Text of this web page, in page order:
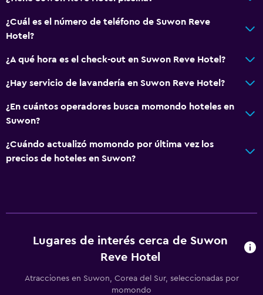
¿Cuál es el número de teléfono de Suwon Reve
Hotel?
¿A qué hora es el check-out en Suwon Reve Hotel?
¿Hay servicio de lavandería en Suwon Reve Hotel?
¿En cuántos operadores busca momondo hoteles en
Suwon?
¿Cuándo actualizó momondo por última vez los
precios de hoteles en Suwon?
Lugares de interés cerca de Suwon
Reve Hotel
Atracciones en Suwon, Corea del Sur, seleccionadas por
momondo